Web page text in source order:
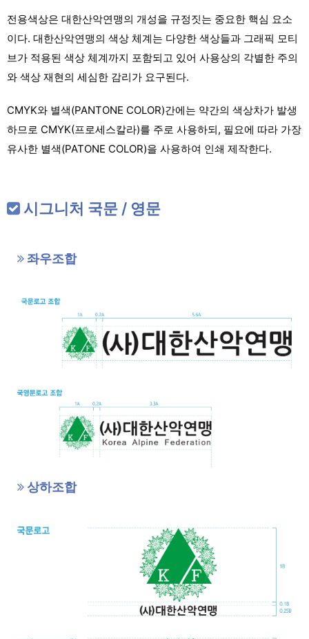
전용색상은 대한산악연맹의 개성을 규정짓는 중요한 핵심 요소
이다. 대한산악연맹의 색상 체계는 다양한 색상들과 그래픽 모티
브가 적용된 색상 체계까지 포함되고 있어 사용상의 각별한 주의
와 색상 재현의 세심한 감리가 요구된다.
CMYK와 별색(PANTONE COLOR)간에는 약간의 색상차가 발생
하므로 CMYK(프로세스칼라)를 주로 사용하되, 필요에 따라 가장
유사한 별색(PATONE COLOR)을 사용하여 인쇄 제작한다.
시그니처 국문 / 영문
좌우조합
상하조합